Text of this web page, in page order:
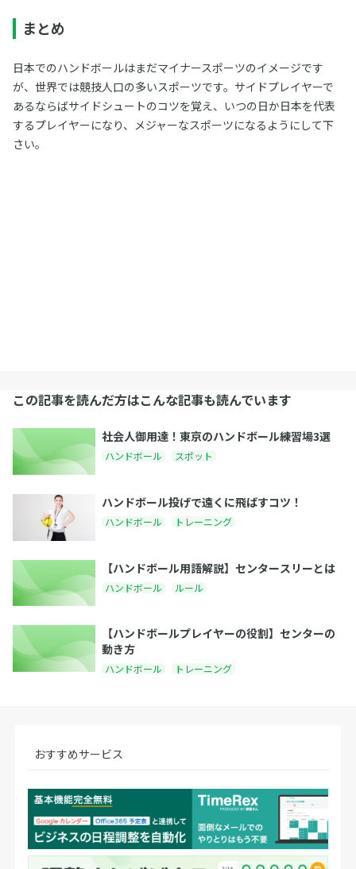
まとめ
日本でのハンドボールはまだマイナースポーツのイメージです
が、世界では競技人口の多いスポーツです。サイドプレイヤーで
あるならばサイドシュートのコツを覚え、いつの日か日本を代表
するプレイヤーになり、メジャーなスポーツになるようにして下
さい。
この記事を読んだ方はこんな記事も読んでいます
社会人御用達！東京のハンドボール練習場3選
ハンドボール スポット
ハンドボール投げで遠くに飛ばすコツ！
ハンドボール トレーニング
【ハンドボール用語解説】センタースリーとは
ハンドボール ルール
【ハンドボールプレイヤーの役割】センターの
動き方
ハンドボール トレーニング
おすすめサービス